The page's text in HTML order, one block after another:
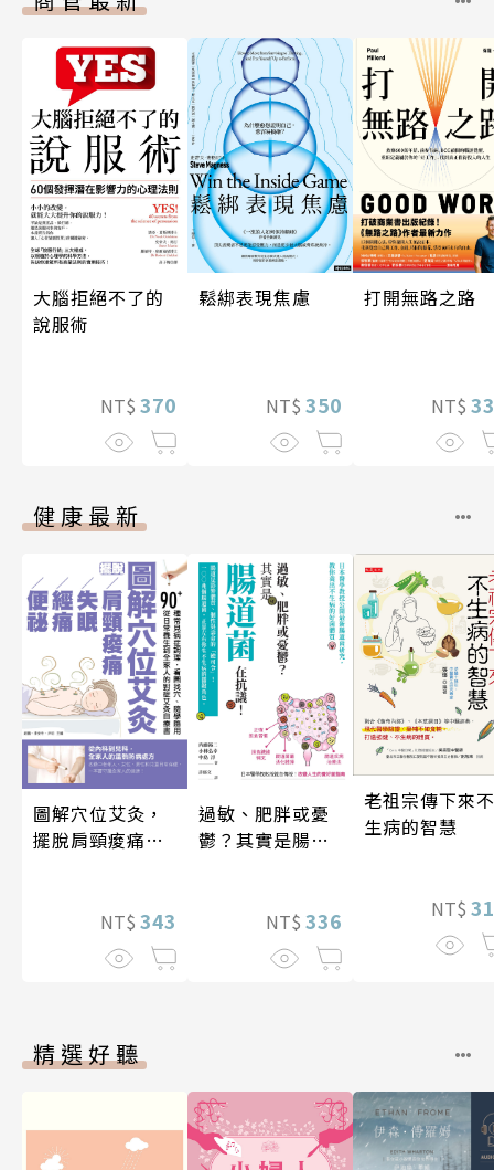
大腦拒絕不了的
說服術
NT$ 370
鬆綁表現焦慮
NT$ 350
打開無路之路
NT$
健康最新
圖解穴位艾灸，
擺脫肩頸痠痛、
NT$ 343
過敏、肥胖或憂
鬱？其實是腸道
NT$ 336
老祖宗傳下來不
生病的智慧
NT$
精選好聽